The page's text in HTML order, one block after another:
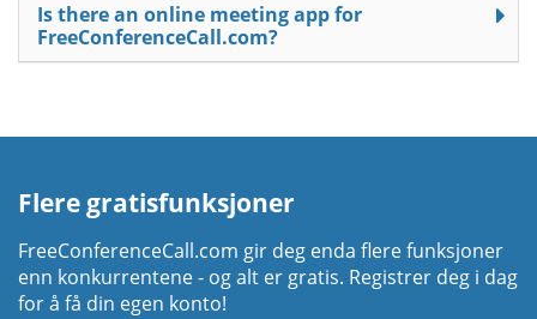
Is there an online meeting app for
FreeConferenceCall.com?
Flere gratisfunksjoner
FreeConferenceCall.com gir deg enda flere funksjoner
enn konkurrentene - og alt er gratis. Registrer deg i dag
for å få din egen konto!